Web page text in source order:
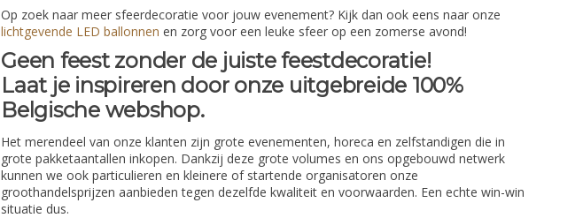
Op zoek naar meer sfeerdecoratie voor jouw evenement? Kijk dan ook eens naar onze
lichtgevende LED ballonnen en zorg voor een leuke sfeer op een zomerse avond!
Geen feest zonder de juiste feestdecoratie!
Laat je inspireren door onze uitgebreide 100%
Belgische webshop.
Het merendeel van onze klanten zijn grote evenementen, horeca en zelfstandigen die in
grote pakketaantallen inkopen. Dankzij deze grote volumes en ons opgebouwd netwerk
kunnen we ook particulieren en kleinere of startende organisatoren onze
groothandelsprijzen aanbieden tegen dezelfde kwaliteit en voorwaarden. Een echte win-win
situatie dus.